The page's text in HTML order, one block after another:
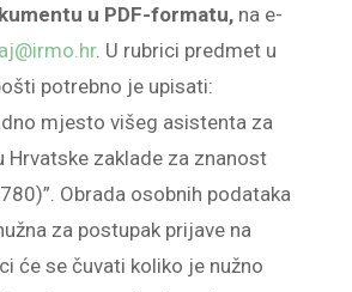
u PDF-formatu,na e-
. U rubrici predmet u
potrebno je upisati:
mjesto višeg asistenta za
Hrvatske zaklade za znanost
Obrada osobnih podataka
za postupak prijave na
će se čuvati koliko je nužno